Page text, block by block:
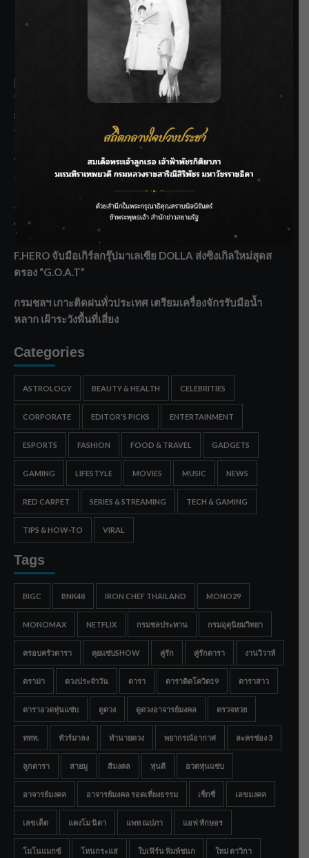
SIAMRATH VARIETY
THE BEST ENTERTAINMENT
Recent Posts
กรมชลฯ รับฟังประชาชน ติดตามแก้ปัญหาโครงการประตู
ระบายน้ำศรีสองรักฯ
‘แมน การิน’ แชร์ความเชื่อชวนคิด! “อยากกินอะไรหลังจาก
ลาโลกนี้ ให้ใส่บาตรสิ่งนั้นไว้ตอนยังมีชีวิต”
ราชเลขานุการในพระองค์ฯ ติดตามโครงการหุบกะพง–ห้วย
ทรายใต้ เสริมความมั่นคงน้ำเพชรบุรี
F.HERO จับมือเกิร์ลกรุ๊ปมาเลเซีย DOLLA ส่งซิงเกิลใหม่สุดส
ตรอง “G.O.A.T”
กรมชลฯ เกาะติดฝนทั่วประเทศ เตรียมเครื่องจักรรับมือน้ำ
หลาก เฝ้าระวังพื้นที่เสี่ยง
Categories
ASTROLOGY BEAUTY & HEALTH CELEBRITIES
CORPORATE EDITOR'S PICKS ENTERTAINMENT
ESPORTS FASHION FOOD & TRAVEL GADGETS
GAMING LIFESTYLE MOVIES MUSIC NEWS
RED CARPET SERIES & STREAMING TECH & GAMING
TIPS & HOW-TO VIRAL
Tags
BIGC BNK48 IRON CHEF THAILAND MONO29
MONOMAX NETFLIX กรมชลประทาน กรมอุตุนิยมวิทยา
ครอบครัวดารา คุยแซ่บSHOW คู่รัก คู่รักดารา งานวิวาห์
ดราม่า ดวงประจำวัน ดารา ดาราติดโควิด19 ดาราสาว
ดาราอวดหุ่นแซ่บ ดูดวง ดูดวงอาจารย์มงคล ตรวจหวย
ททท. ทัวร์มาลง ทำนายดวง พยากรณ์อากาศ ละครช่อง 3
ลูกดารา สายมู สีมงคล หุ่นดี อวดหุ่นแซ่บ
อาจารย์มงคล อาจารย์มงคล รอดเที่ยงธรรม เซ็กซี่ เลขมงคล
เลขเด็ด แตงโม นิดา แพท ณปภา แอฟ ทักษอร
โมโนแมกซ์ โหนกระแส ใบเฟิร์น พิมพ์ชนก ใหม่ ดาวิกา